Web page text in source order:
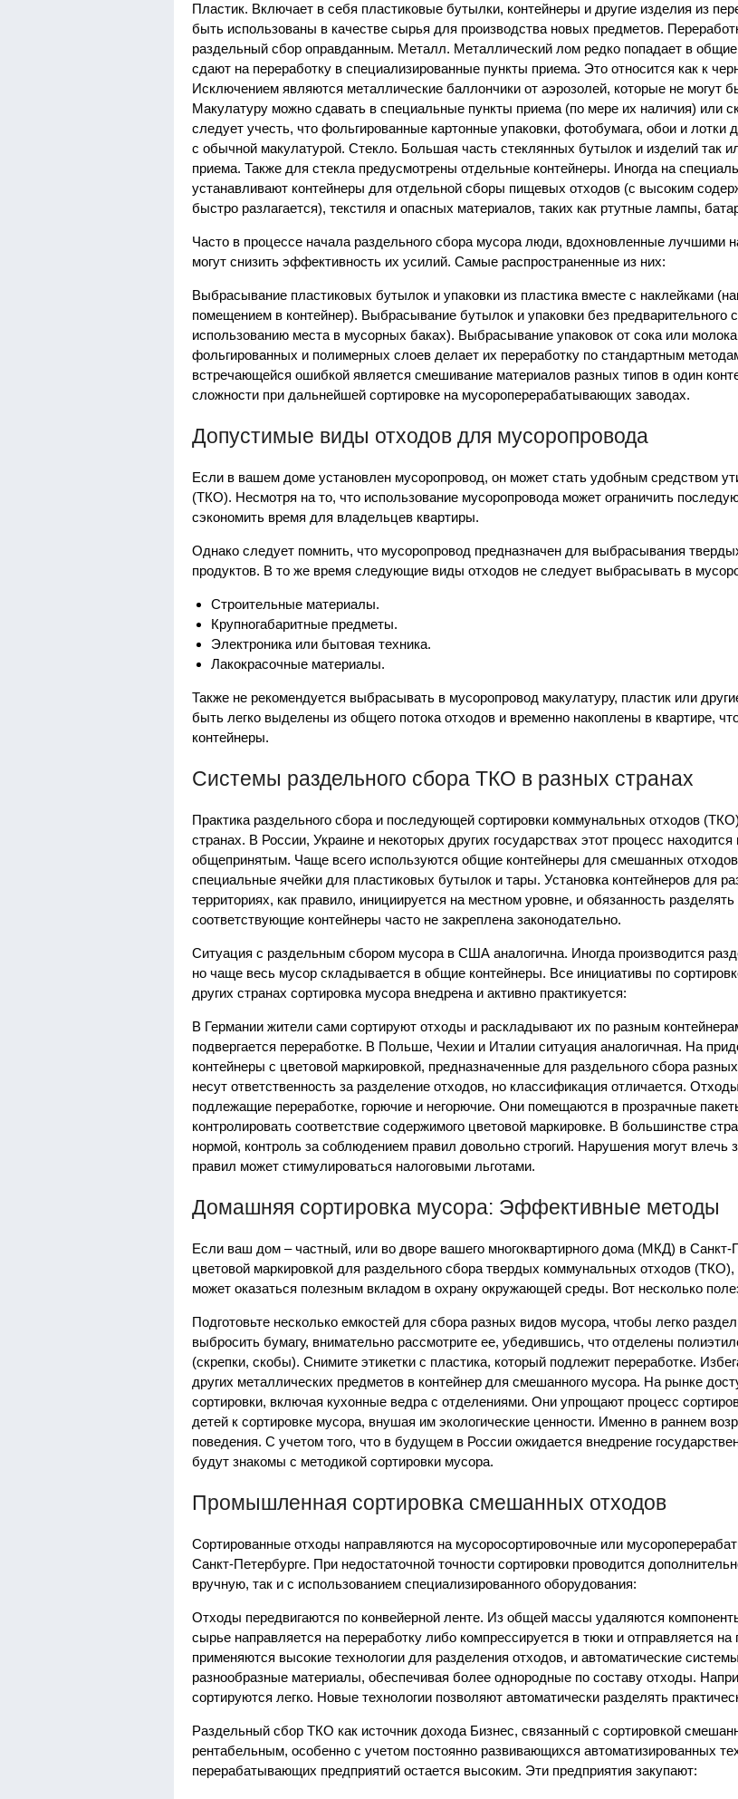
Пластик. Включает в себя пластиковые бутылки, контейнеры и другие изделия из
быть использованы в качестве сырья для производства новых предметов.
раздельный сбор оправданным. Металл. Металлический лом редко попадает в
сдают на переработку в специализированные пункты приема. Это относится как к
Исключением являются металлические баллончики от аэрозолей, которые не могут
Макулатуру можно сдавать в специальные пункты приема (по мере их наличия) или
следует учесть, что фольгированные картонные упаковки, фотобумага, обои и
с обычной макулатурой. Стекло. Большая часть стеклянных бутылок и изделий так
приема. Также для стекла предусмотрены отдельные контейнеры. Иногда на
устанавливают контейнеры для отдельной сборы пищевых отходов (с высоким
быстро разлагается), текстиля и опасных материалов, таких как ртутные лампы,
Часто в процессе начала раздельного сбора мусора люди, вдохновленные лучшими
могут снизить эффективность их усилий. Самые распространенные из них:
Выбрасывание пластиковых бутылок и упаковки из пластика вместе с наклейками
помещением в контейнер). Выбрасывание бутылок и упаковки без предварительного
использованию места в мусорных баках). Выбрасывание упаковок от сока или
фольгированных и полимерных слоев делает их переработку по стандартным
встречающейся ошибкой является смешивание материалов разных типов в один
сложности при дальнейшей сортировке на мусороперерабатывающих заводах.
Допустимые виды отходов для мусоропровода
Если в вашем доме установлен мусоропровод, он может стать удобным средством
(ТКО). Несмотря на то, что использование мусоропровода может ограничить
сэкономить время для владельцев квартиры.
Однако следует помнить, что мусоропровод предназначен для выбрасывания
продуктов. В то же время следующие виды отходов не следует выбрасывать в
Строительные материалы.
Крупногабаритные предметы.
Электроника или бытовая техника.
Лакокрасочные материалы.
Также не рекомендуется выбрасывать в мусоропровод макулатуру, пластик или
быть легко выделены из общего потока отходов и временно накоплены в квартире,
контейнеры.
Системы раздельного сбора ТКО в разных странах
Практика раздельного сбора и последующей сортировки коммунальных отходов
странах. В России, Украине и некоторых других государствах этот процесс
общепринятым. Чаще всего используются общие контейнеры для смешанных
специальные ячейки для пластиковых бутылок и тары. Установка контейнеров для
территориях, как правило, инициируется на местном уровне, и обязанность
соответствующие контейнеры часто не закреплена законодательно.
Ситуация с раздельным сбором мусора в США аналогична. Иногда производится
но чаще весь мусор складывается в общие контейнеры. Все инициативы по
других странах сортировка мусора внедрена и активно практикуется:
В Германии жители сами сортируют отходы и раскладывают их по разным
подвергается переработке. В Польше, Чехии и Италии ситуация аналогичная. На
контейнеры с цветовой маркировкой, предназначенные для раздельного сбора
несут ответственность за разделение отходов, но классификация отличается.
подлежащие переработке, горючие и негорючие. Они помещаются в прозрачные
контролировать соответствие содержимого цветовой маркировке. В большинстве
нормой, контроль за соблюдением правил довольно строгий. Нарушения могут
правил может стимулироваться налоговыми льготами.
Домашняя сортировка мусора: Эффективные методы
Если ваш дом – частный, или во дворе вашего многоквартирного дома (МКД) в Санкт-
цветовой маркировкой для раздельного сбора твердых коммунальных отходов
может оказаться полезным вкладом в охрану окружающей среды. Вот несколько
Подготовьте несколько емкостей для сбора разных видов мусора, чтобы легко
выбросить бумагу, внимательно рассмотрите ее, убедившись, что отделены
(скрепки, скобы). Снимите этикетки с пластика, который подлежит переработке.
других металлических предметов в контейнер для смешанного мусора. На рынке
сортировки, включая кухонные ведра с отделениями. Они упрощают процесс
детей к сортировке мусора, внушая им экологические ценности. Именно в раннем
поведения. С учетом того, что в будущем в России ожидается внедрение
будут знакомы с методикой сортировки мусора.
Промышленная сортировка смешанных отходов
Сортированные отходы направляются на мусоросортировочные или
Санкт-Петербурге. При недостаточной точности сортировки проводится
вручную, так и с использованием специализированного оборудования:
Отходы передвигаются по конвейерной ленте. Из общей массы удаляются
сырье направляется на переработку либо компрессируется в тюки и отправляется
применяются высокие технологии для разделения отходов, и автоматические
разнообразные материалы, обеспечивая более однородные по составу отходы.
сортируются легко. Новые технологии позволяют автоматически разделять
Раздельный сбор ТКО как источник дохода Бизнес, связанный с сортировкой
рентабельным, особенно с учетом постоянно развивающихся автоматизированных
перерабатывающих предприятий остается высоким. Эти предприятия закупают: